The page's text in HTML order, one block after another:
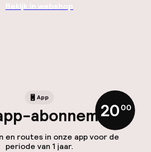
Bekijk in webshop
App
abonnement
en routes in onze app voor de
periode van 1 jaar.
20,00